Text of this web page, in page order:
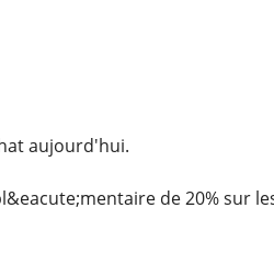
aujourd'hui.
de 20% sur